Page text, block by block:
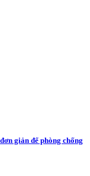
giản để phòng chống